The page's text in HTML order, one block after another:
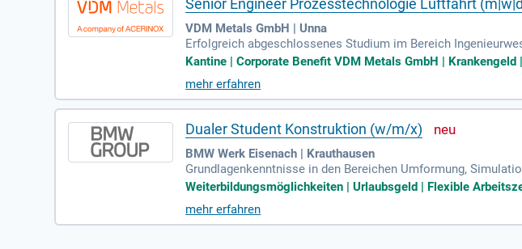
Senior Engineer Prozesstechnologie Luftfahrt
VDM Metals GmbH | Unna
Erfolgreich abgeschlossenes Studium im Bereich
achrichtung; Berufserfahrung in der Luftfahrtindustrie;
Kantine | Corporate Benefit VDM Metals GmbH |
mehr erfahren
Dualer Student Konstruktion (w/m/x)
BMW Werk Eisenach | Krauthausen
Grundlagenkenntnisse in den Bereichen Umformung,
n wie Umform- und Nachformsimulation. Umfassendes
Weiterbildungsmöglichkeiten | Urlaubsgeld | Flexible
mehr erfahren